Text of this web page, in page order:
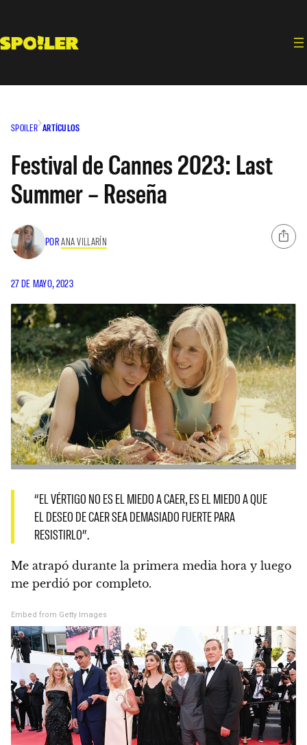
contenido
SPOILER ARTÍCULOS
Festival de Cannes 2023: Last
Summer – Reseña
PORANA VILLARÍN
27 DE MAYO, 2023
“EL VÉRTIGO NO ES EL MIEDO A CAER, ES EL MIEDO A QUE
EL DESEO DE CAER SEA DEMASIADO FUERTE PARA
RESISTIRLO”.
Me atrapó durante la primera media hora y luego
me perdió por completo.
Embed from Getty Images